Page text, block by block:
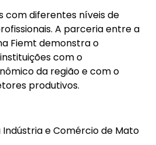
com diferentes níveis de
A parceria entre a
Fiemt demonstra o
com o
da região e com o
produtivos.
Indústria e Comércio de Mato